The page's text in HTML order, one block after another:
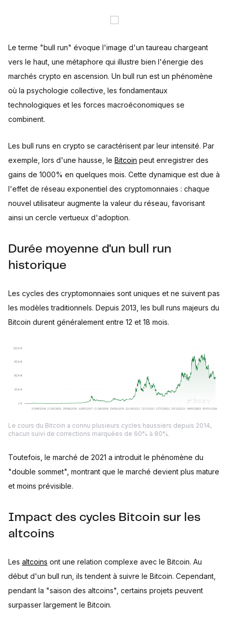
Le terme "bull run" évoque l'image d'un taureau chargeant
vers le haut, une métaphore qui illustre bien l'énergie des
marchés crypto en ascension. Un bull run est un phénomène
où la psychologie collective, les fondamentaux
technologiques et les forces macroéconomiques se
combinent.
Les bull runs en crypto se caractérisent par leur intensité. Par
exemple, lors d'une hausse, le Bitcoin peut enregistrer des
gains de 1000% en quelques mois. Cette dynamique est due à
l'effet de réseau exponentiel des cryptomonnaies : chaque
nouvel utilisateur augmente la valeur du réseau, favorisant
ainsi un cercle vertueux d'adoption.
Durée moyenne d'un bull run
historique
Les cycles des cryptomonnaies sont uniques et ne suivent pas
les modèles traditionnels. Depuis 2013, les bull runs majeurs du
Bitcoin durent généralement entre 12 et 18 mois.
Le cours du Bitcoin a connu plusieurs cycles haussiers depuis 2014,
chacun suivi de corrections marquées de 60% à 80%.
Toutefois, le marché de 2021 a introduit le phénomène du
"double sommet", montrant que le marché devient plus mature
et moins prévisible.
Impact des cycles Bitcoin sur les
altcoins
Les altcoins ont une relation complexe avec le Bitcoin. Au
début d'un bull run, ils tendent à suivre le Bitcoin. Cependant,
pendant la "saison des altcoins", certains projets peuvent
surpasser largement le Bitcoin.